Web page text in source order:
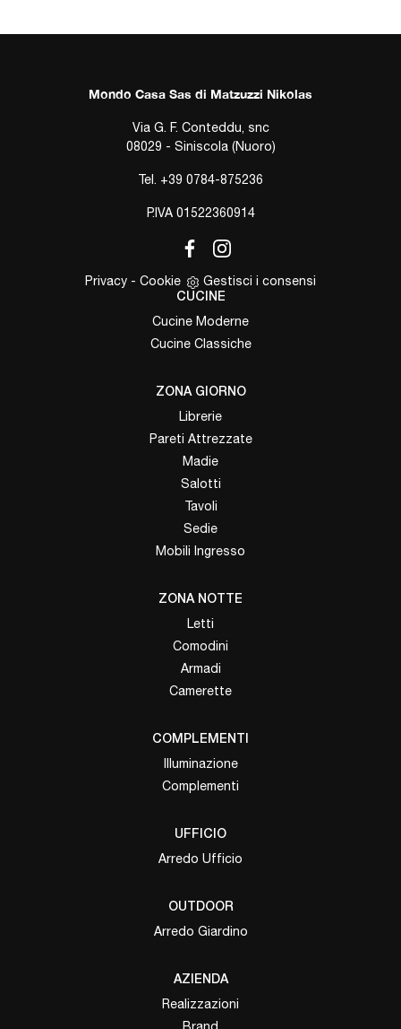
Mondo Casa Sas di Matzuzzi Nikolas
Via G. F. Conteddu, snc
08029 - Siniscola (Nuoro)
Tel. +39 0784-875236
P.IVA 01522360914
Privacy - Cookie Gestisci i consensi
CUCINE
Cucine Moderne
Cucine Classiche
ZONA GIORNO
Librerie
Pareti Attrezzate
Madie
Salotti
Tavoli
Sedie
Mobili Ingresso
ZONA NOTTE
Letti
Comodini
Armadi
Camerette
COMPLEMENTI
Illuminazione
Complementi
UFFICIO
Arredo Ufficio
OUTDOOR
Arredo Giardino
AZIENDA
Realizzazioni